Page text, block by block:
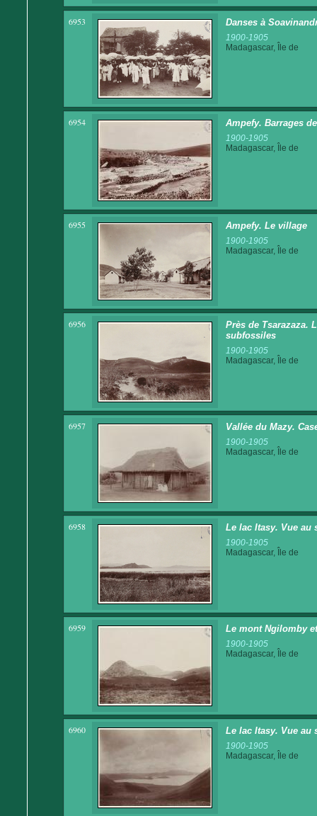
6953 Danses à
1900-1905
Madagascar, Île de
6954 Ampefy. Barrages
1900-1905
Madagascar, Île de
6955 Ampefy. Le village
1900-1905
Madagascar, Île de
6956
Près de Tsarazaza.
subfossiles
1900-1905
Madagascar, Île de
6957 Vallée du Mazy.
1900-1905
Madagascar, Île de
6958 Le lac Itasy. Vue au
1900-1905
Madagascar, Île de
6959 Le mont Ngilomby
1900-1905
Madagascar, Île de
6960 Le lac Itasy. Vue au
1900-1905
Madagascar, Île de